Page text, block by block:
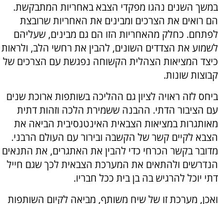
במשך השנים נהגו מפקדי הצבא באחריות המתבקשת.
הם רואים את הצרכים ומבינים את האחריות שרובצת
לפתחם. כחלק מהאחריות הזו הם גם מבינים, שעליהם
לשמוע את הצדדים השונים, להבין את רחשי הלב, ולראות
כיצד המציאות הצהלית הקשוחה נפגשת עם הצרכים של
קבוצות שונות.
ביחס לזה ראויה לציון גם ההליכה בשותפות ארוכת שנים
עם הציבור הדתי. ההבנה ששמירת הלכה וזהות דתית
מאותגרות במציאות הצבאית האינטנסיבית הביאה את
הצבא לקיים קשר של הקשבה ובירור עם העולם הרבני.
מדובר בקשר הכרחי כדי להבין את האתגרים, את התנאים
הנדרשים ולהתאים את המערכת הצבאית לכך שגם חייל
דתי יוכל להרגיש בה בן בית ככל חבריו.
ואכן, מערכת זו של שיח משותף, מביאה לקיום השותפות